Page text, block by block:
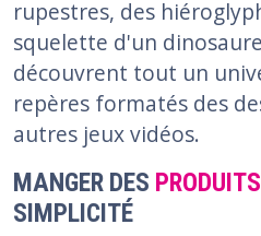
rupestres, des
squelette d'un
découvrent tout un
repères formatés des
autres jeux vidéos.
MANGER DES
SIMPLICITÉ